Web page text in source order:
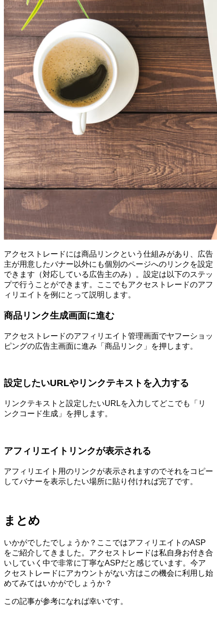
アクセストレードには商品リンクという仕組みがあり、広告
主が用意したバナー以外にも個別のページへのリンクを設定
できます（対応している広告主のみ）。設定は以下のステッ
プで行うことができます。ここでもアクセストレードのアフ
ィリエイトを例にとって説明します。
商品リンク生成画面に進む
アクセストレードのアフィリエイト管理画面でヤフーショッ
ピングの広告主画面に進み「商品リンク」を押します。
設定したいURLやリンクテキストを入力する
リンクテキストと設定したいURLを入力してどこでも「リ
ンクコード生成」を押します。
アフィリエイトリンクが表示される
アフィリエイト用のリンクが表示されますのでそれをコピー
してバナーを表示したい場所に貼り付ければ完了です。
まとめ
いかがでしたでしょうか？ここではアフィリエイトのASP
をご紹介してきました。アクセストレードは私自身お付き合
いしていく中で非常に丁寧なASPだと感じています。今ア
クセストレードにアカウントがない方はこの機会に利用し始
めてみてはいかがでしょうか？
この記事が参考になれば幸いです。